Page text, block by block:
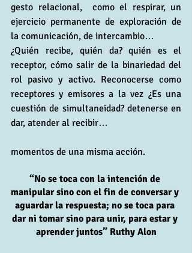
gesto relacional,  como el respirar, un
ejercicio permanente de exploración de
la comunicación, de intercambio…
¿Quién recibe, quién da? quién es el
receptor, cómo salir de la binariedad del
rol pasivo y activo. Reconocerse como
receptores y emisores a la vez ¿Es una
cuestión de simultaneidad? detenerse en
dar, atender al recibir…
momentos de una misma acción.
“No se toca con la intención de
manipular sino con el fin de conversar y
aguardar la respuesta; no se toca para
dar ni tomar sino para unir, para estar y
aprender juntos” Ruthy Alon